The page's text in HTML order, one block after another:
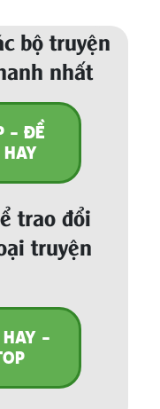
bộ truyện
nhất
- ĐỀ
HAY
trao đổi
truyện
HAY -